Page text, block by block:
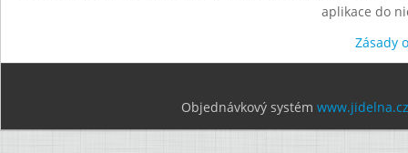
aplikace do
Zásady
Objednávkový systém www.jidelna.cz